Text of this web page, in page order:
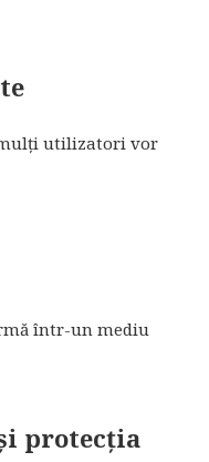
utilizatori vor
într-un mediu
protecția